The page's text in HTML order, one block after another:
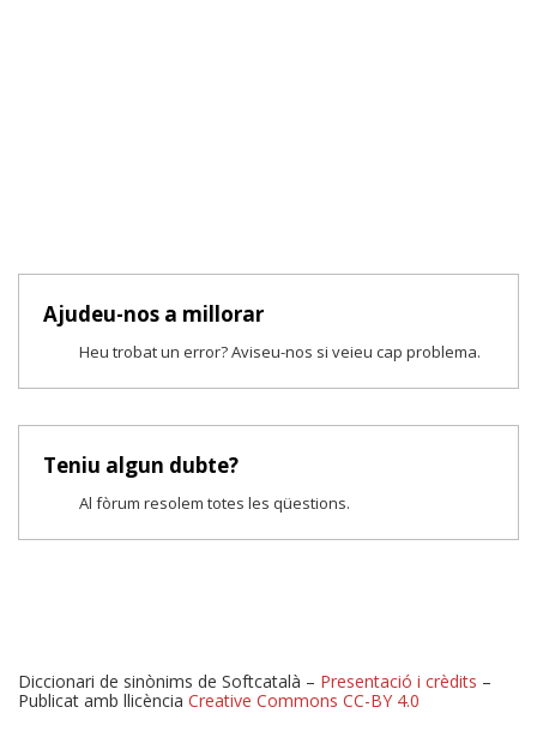
Ajudeu-nos a millorar
Heu trobat un error? Aviseu-nos si veieu cap problema.
Teniu algun dubte?
Al fòrum resolem totes les qüestions.
Diccionari de sinònims de Softcatalà – Presentació i crèdits –
Publicat amb llicència Creative Commons CC-BY 4.0